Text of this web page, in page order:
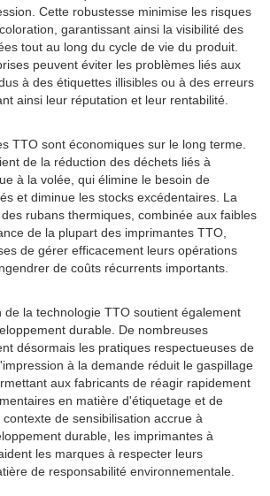
Cette robustesse minimise les risques
garantissant ainsi la visibilité des
tout au long du cycle de vie du produit.
peuvent éviter les problèmes liés aux
à des étiquettes illisibles ou à des erreurs
ainsi leur réputation et leur rentabilité.
TTO sont économiques sur le long terme.
de la réduction des déchets liés à
à la volée, qui élimine le besoin de
et diminue les stocks excédentaires. La
rubans thermiques, combinée aux faibles
de la plupart des imprimantes TTO,
de gérer efficacement leurs opérations
de coûts récurrents importants.
de la technologie TTO soutient également
durable. De nombreuses
désormais les pratiques respectueuses de
à la demande réduit le gaspillage
aux fabricants de réagir rapidement
en matière d'étiquetage et de
de sensibilisation accrue à
durable, les imprimantes à
les marques à respecter leurs
de responsabilité environnementale.